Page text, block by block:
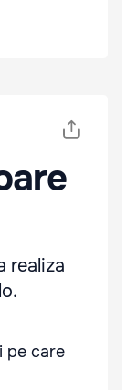
realiza
pe care